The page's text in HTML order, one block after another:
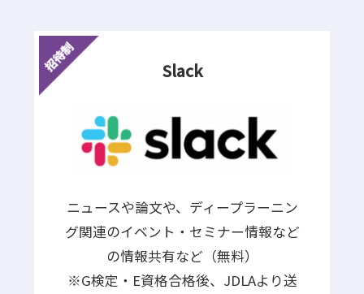
Slack
ニュースや論文や、ディープラーニン
グ関連のイベント・セミナー情報など
の情報共有など（無料）
※G検定・E資格合格後、JDLAより送